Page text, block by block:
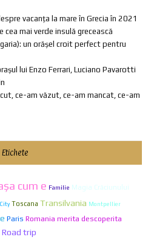
vacanța la mare în Grecia în 2021
mai verde insulă grecească
un orășel croit perfect pentru
lui Enzo Ferrari, Luciano Pavarotti
ce-am văzut, ce-am mancat, ce-am
Etichete
cum e Familie Magia Crăciunului
Toscana Transilvania Montpellier
Paris Romania merita descoperita
Road trip